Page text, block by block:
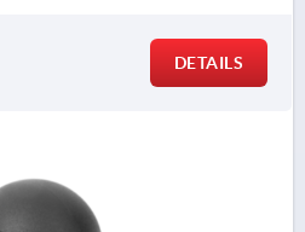
DETAILS